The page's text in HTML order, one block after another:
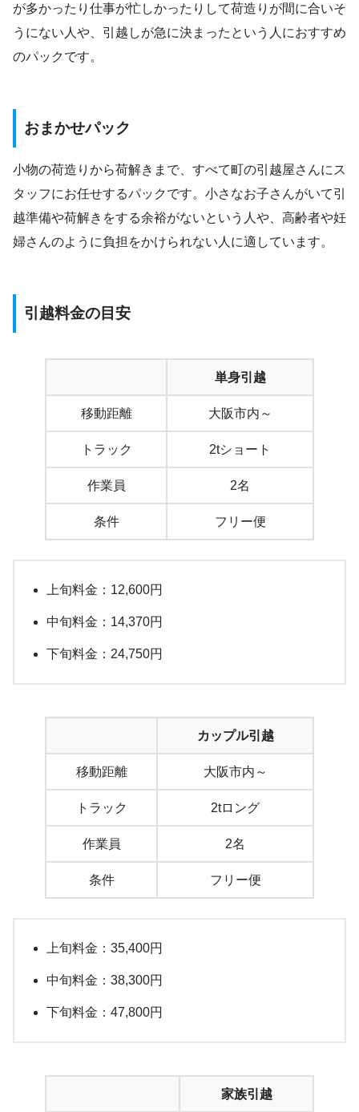
が多かったり仕事が忙しかったりして荷造りが間に合いそ
うにない人や、引越しが急に決まったという人におすすめ
のパックです。
おまかせパック
小物の荷造りから荷解きまで、すべて町の引越屋さんにス
タッフにお任せするパックです。小さなお子さんがいて引
越準備や荷解きをする余裕がないという人や、高齢者や妊
婦さんのように負担をかけられない人に適しています。
引越料金の目安
単身引越
移動距離 大阪市内～
トラック 2tショート
作業員 2名
条件 フリー便
上旬料金：12,600円
中旬料金：14,370円
下旬料金：24,750円
カップル引越
移動距離 大阪市内～
トラック 2tロング
作業員 2名
条件 フリー便
上旬料金：35,400円
中旬料金：38,300円
下旬料金：47,800円
家族引越